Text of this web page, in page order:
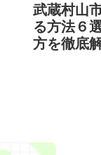
武蔵村山
る方法６
方を徹底